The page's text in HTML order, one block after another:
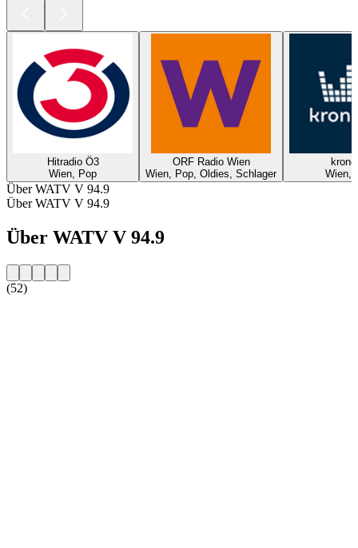
Hitradio Ö3
Wien, Pop
ORF Radio Wien
Wien, Pop, Oldies, Schlager
Wien,
Über WATV V 94.9
Über WATV V 94.9
Über WATV V 94.9
(52)